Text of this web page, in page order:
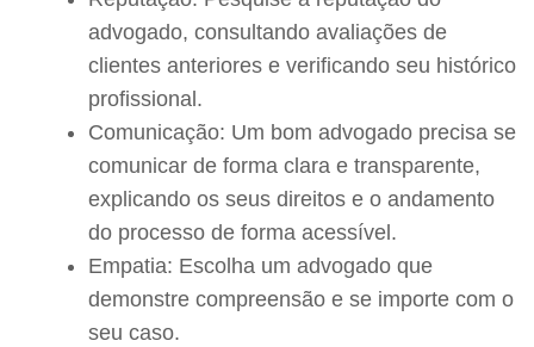
advogado, consultando avaliações de
clientes anteriores e verificando seu histórico
profissional.
Comunicação: Um bom advogado precisa se
comunicar de forma clara e transparente,
explicando os seus direitos e o andamento
do processo de forma acessível.
Empatia: Escolha um advogado que
demonstre compreensão e se importe com o
seu caso.